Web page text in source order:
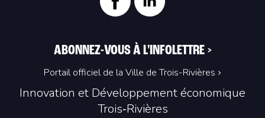
Innovation et Développement économique
Trois‑Rivières
ABONNEZ-VOUS À L'INFOLETTRE >
Portail officiel de la Ville de Trois-Rivières